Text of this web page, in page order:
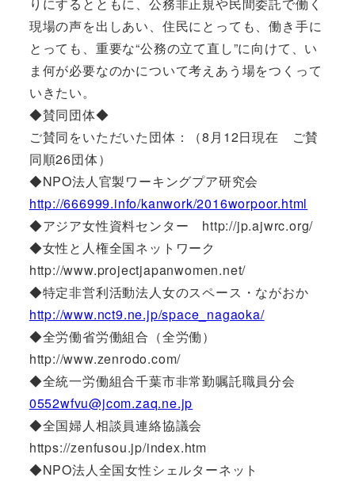
現場の声を出しあい、住民にとっても、働き手に
とっても、重要な“公務の立て直し”に向けて、い
ま何が必要なのかについて考えあう場をつくって
いきたい。
◆賛同団体◆
ご賛同をいただいた団体：（8月12日現在 ご賛
同順26団体）
◆NPO法人官製ワーキングプア研究会
http://666999.info/kanwork/2016worpoor.html
◆アジア女性資料センター http://jp.ajwrc.org/
◆女性と人権全国ネットワーク
http://www.projectjapanwomen.net/
◆特定非営利活動法人女のスペース・ながおか
http://www.nct9.ne.jp/space_nagaoka/
◆全労働省労働組合（全労働）
http://www.zenrodo.com/
◆全統一労働組合千葉市非常勤嘱託職員分会
0552wfvu@jcom.zaq.ne.jp
◆全国婦人相談員連絡協議会
https://zenfusou.jp/index.htm
◆NPO法人全国女性シェルターネット